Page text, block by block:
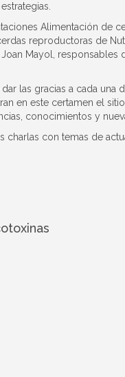
Alimentación de
reproductoras de
Mayol, responsables
las gracias a cada
en este certamen el
conocimientos y
charlas con temas de